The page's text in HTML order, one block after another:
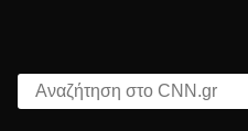
Αναζήτηση στο CNN.gr